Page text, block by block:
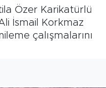
Özer Karikatürlü
İsmail Korkmaz
çalışmalarını